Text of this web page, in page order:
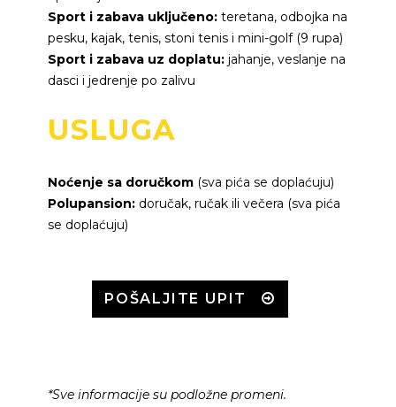
Sport i zabava uključeno: teretana, odbojka na
pesku, kajak, tenis, stoni tenis i mini-golf (9 rupa)
Sport i zabava uz doplatu: jahanje, veslanje na
dasci i jedrenje po zalivu
USLUGA
Noćenje sa doručkom (sva pića se doplaćuju)
Polupansion: doručak, ručak ili večera (sva pića
se doplaćuju)
POŠALJITE UPIT
*Sve informacije su podložne promeni.